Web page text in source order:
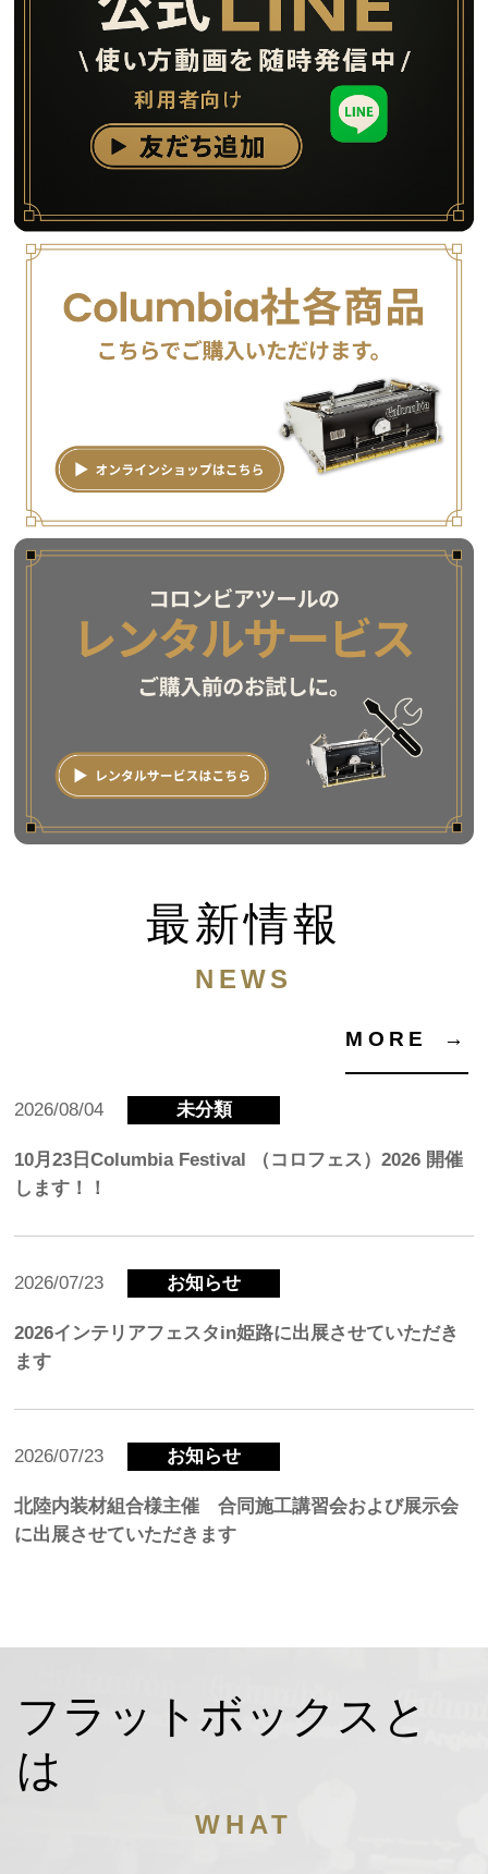
最新情報
NEWS
MORE →
2026/08/04 未分類
10月23日Columbia Festival （コロフェス）2026 開催
します！！
2026/07/23 お知らせ
2026インテリアフェスタin姫路に出展させていただき
ます
2026/07/23 お知らせ
北陸内装材組合様主催 合同施⼯講習会および展⽰会
に出展させていただきます
フラットボックスと
は
WHAT